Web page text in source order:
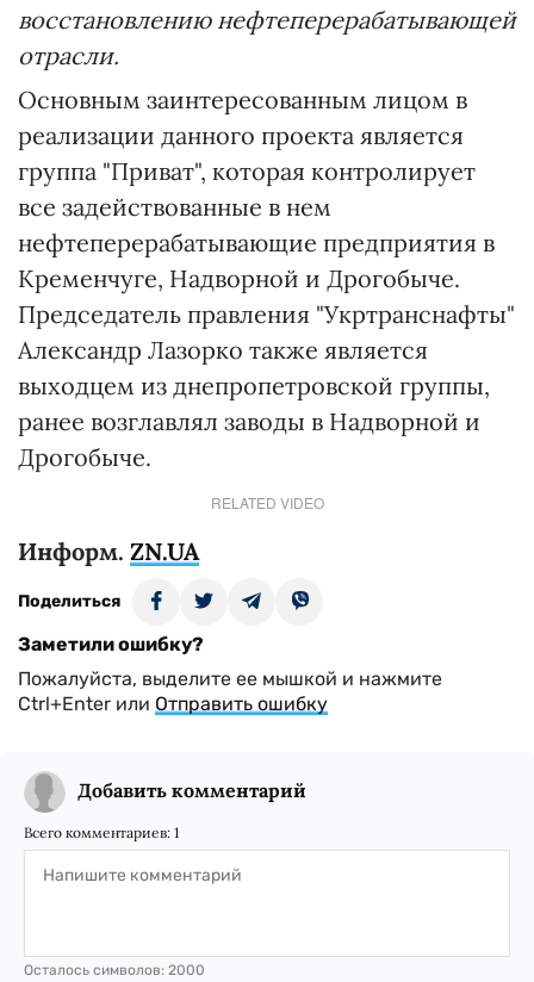
восстановлению нефтеперерабатывающей
отрасли.
Основным заинтересованным лицом в
реализации данного проекта является
группа "Приват", которая контролирует
все задействованные в нем
нефтеперерабатывающие предприятия в
Кременчуге, Надворной и Дрогобыче.
Председатель правления "Укртранснафты"
Александр Лазорко также является
выходцем из днепропетровской группы,
ранее возглавлял заводы в Надворной и
Дрогобыче.
RELATED VIDEO
Информ. ZN.UA
Поделиться
Заметили ошибку?
Пожалуйста, выделите ее мышкой и нажмите
Ctrl+Enter или Отправить ошибку
Добавить комментарий
Всего комментариев: 1
Осталось символов: 2000